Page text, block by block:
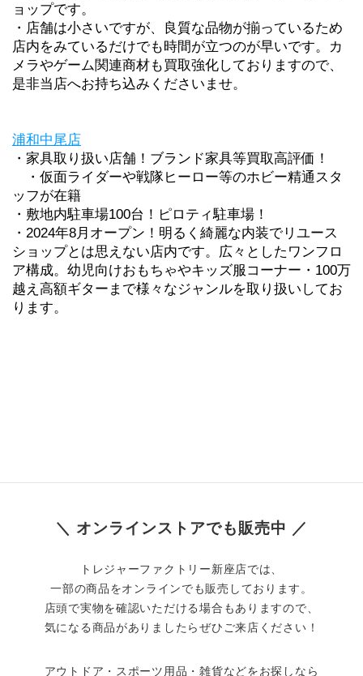
ョップです。
・店舗は小さいですが、良質な品物が揃っているため
店内をみているだけでも時間が立つのが早いです。カ
メラやゲーム関連商材も買取強化しておりますので、
是非当店へお持ち込みくださいませ。
浦和中尾店
・家具取り扱い店舗！ブランド家具等買取高評価！
・仮面ライダーや戦隊ヒーロー等のホビー精通スタ
ッフが在籍
・敷地内駐車場100台！ピロティ駐車場！
・2024年8月オープン！明るく綺麗な内装でリユース
ショップとは思えない店内です。広々としたワンフロ
ア構成。幼児向けおもちゃやキッズ服コーナー・100万
越え高額ギターまで様々なジャンルを取り扱いしてお
ります。
＼ オンラインストアでも販売中 ／
トレジャーファクトリー新座店では、
一部の商品をオンラインでも販売しております。
店頭で実物を確認いただける場合もありますので、
気になる商品がありましたらぜひご来店ください！
アウトドア・スポーツ用品・雑貨などをお探しなら